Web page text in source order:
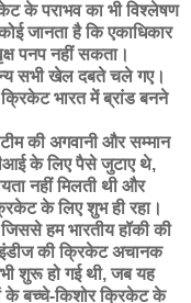
के पराभव का भी विश्लेषण
जानता है कि एकाधिकार
पनप नहीं सकता।
सभी खेल दबते चले गए।
भारत में ब्रांड बनने
की अगवानी और सम्मान
के लिए पैसे जुटाए थे,
नहीं मिलती थी और
के लिए शुभ ही रहा।
हम भारतीय हॉकी की
की क्रिकेट अचानक
शुरू हो गई थी, जब यह
के बच्चे-किशोर क्रिकेट के